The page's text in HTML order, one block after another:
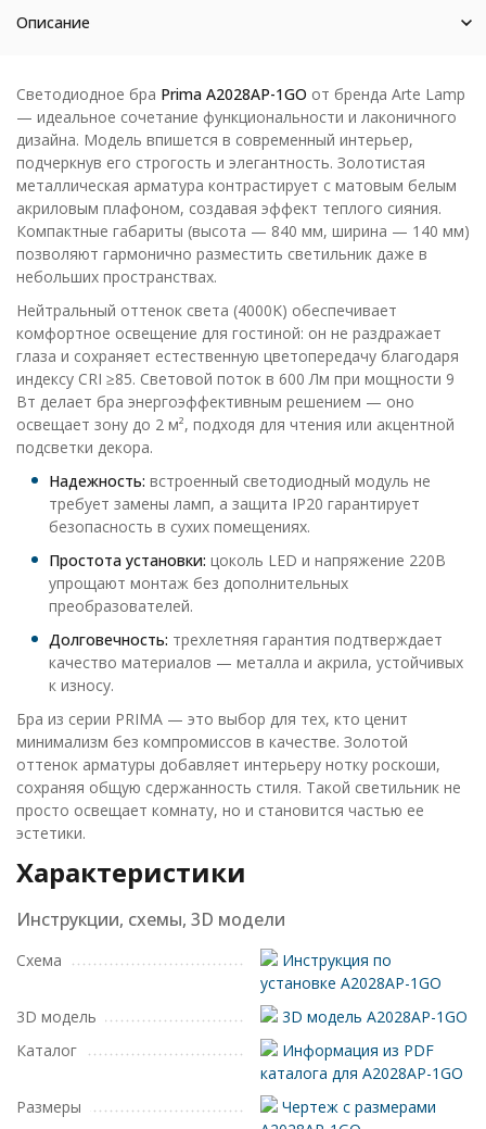
Описание
Светодиодное бра Prima A2028AP-1GO от бренда Arte Lamp
— идеальное сочетание функциональности и лаконичного
дизайна. Модель впишется в современный интерьер,
подчеркнув его строгость и элегантность. Золотистая
металлическая арматура контрастирует с матовым белым
акриловым плафоном, создавая эффект теплого сияния.
Компактные габариты (высота — 840 мм, ширина — 140 мм)
позволяют гармонично разместить светильник даже в
небольших пространствах.
Нейтральный оттенок света (4000K) обеспечивает
комфортное освещение для гостиной: он не раздражает
глаза и сохраняет естественную цветопередачу благодаря
индексу CRI ≥85. Световой поток в 600 Лм при мощности 9
Вт делает бра энергоэффективным решением — оно
освещает зону до 2 м², подходя для чтения или акцентной
подсветки декора.
Надежность: встроенный светодиодный модуль не
требует замены ламп, а защита IP20 гарантирует
безопасность в сухих помещениях.
Простота установки: цоколь LED и напряжение 220В
упрощают монтаж без дополнительных
преобразователей.
Долговечность: трехлетняя гарантия подтверждает
качество материалов — металла и акрила, устойчивых
к износу.
Бра из серии PRIMA — это выбор для тех, кто ценит
минимализм без компромиссов в качестве. Золотой
оттенок арматуры добавляет интерьеру нотку роскоши,
сохраняя общую сдержанность стиля. Такой светильник не
просто освещает комнату, но и становится частью ее
эстетики.
Характеристики
Инструкции, схемы, 3D модели
Схема
Инструкция по
установке A2028AP-1GO
3D модель
3D модель A2028AP-1GO
Каталог
Информация из PDF
каталога для A2028AP-1GO
Размеры
Чертеж с размерами